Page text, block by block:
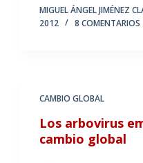
MIGUEL ÁNGEL JIMÉNEZ
2012
8 COMENTARIOS
CAMBIO GLOBAL
Los arbovirus
cambio global